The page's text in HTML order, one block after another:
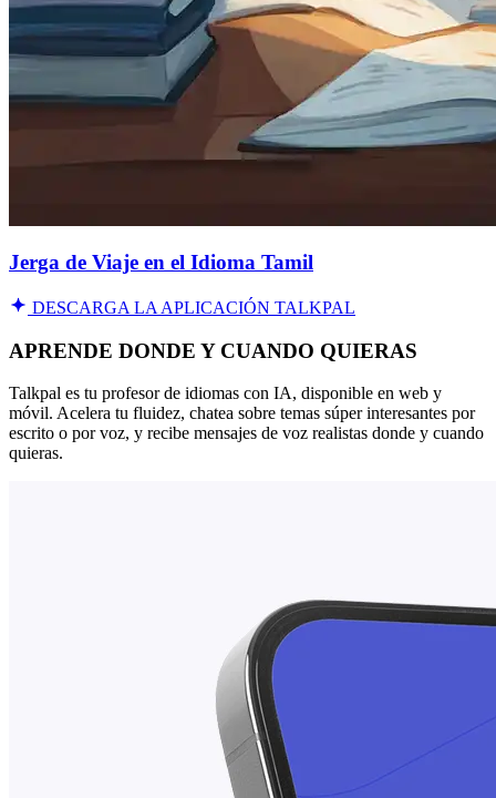
Jerga de Viaje en el Idioma Tamil
DESCARGA LA APLICACIÓN TALKPAL
APRENDE DONDE Y CUANDO QUIERAS
Talkpal es tu profesor de idiomas con IA, disponible en web y
móvil. Acelera tu fluidez, chatea sobre temas súper interesantes por
escrito o por voz, y recibe mensajes de voz realistas donde y cuando
quieras.